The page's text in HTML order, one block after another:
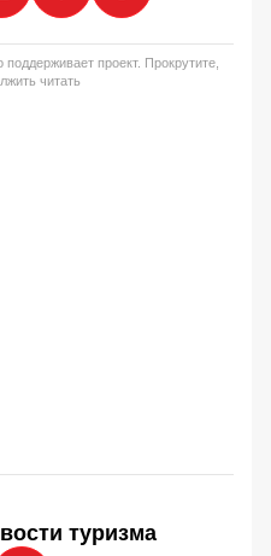
проект. Прокрутите,
читать
туризма